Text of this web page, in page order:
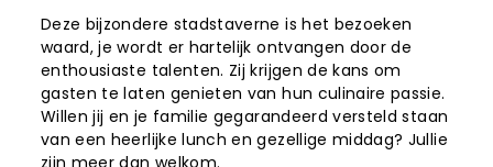
Deze bijzondere stadstaverne is het bezoeken
waard, je wordt er hartelijk ontvangen door de
enthousiaste talenten. Zij krijgen de kans om
gasten te laten genieten van hun culinaire passie.
Willen jij en je familie gegarandeerd versteld staan
van een heerlijke lunch en gezellige middag? Jullie
zijn meer dan welkom.